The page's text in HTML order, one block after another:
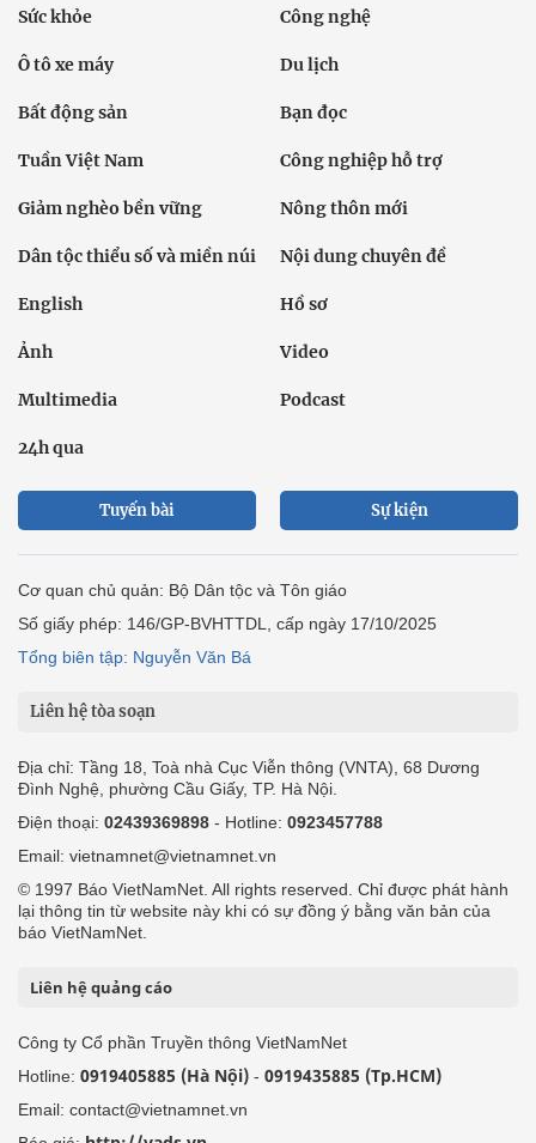
Sức khỏe Công nghệ
Ô tô xe máy Du lịch
Bất động sản Bạn đọc
Tuần Việt Nam Công nghiệp hỗ trợ
Giảm nghèo bền vững Nông thôn mới
Dân tộc thiểu số và miền núi Nội dung chuyên đề
English Hồ sơ
Ảnh Video
Multimedia Podcast
24h qua
Tuyến bài Sự kiện
Cơ quan chủ quản: Bộ Dân tộc và Tôn giáo
Số giấy phép: 146/GP-BVHTTDL, cấp ngày 17/10/2025
Tổng biên tập: Nguyễn Văn Bá
Liên hệ tòa soạn
Địa chỉ: Tầng 18, Toà nhà Cục Viễn thông (VNTA), 68 Dương
Đình Nghệ, phường Cầu Giấy, TP. Hà Nội.
Điện thoại: 02439369898 - Hotline: 0923457788
Email: vietnamnet@vietnamnet.vn
© 1997 Báo VietNamNet. All rights reserved. Chỉ được phát hành
lại thông tin từ website này khi có sự đồng ý bằng văn bản của
báo VietNamNet.
Liên hệ quảng cáo
Công ty Cổ phần Truyền thông VietNamNet
Hotline: 0919405885 (Hà Nội) - 0919435885 (Tp.HCM)
Email: contact@vietnamnet.vn